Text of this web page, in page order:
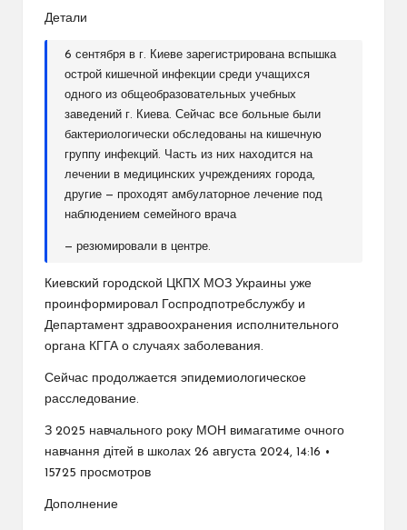
Детали
6 сентября в г. Киеве зарегистрирована вспышка
острой кишечной инфекции среди учащихся
одного из общеобразовательных учебных
заведений г. Киева. Сейчас все больные были
бактериологически обследованы на кишечную
группу инфекций. Часть из них находится на
лечении в медицинских учреждениях города,
другие — проходят амбулаторное лечение под
наблюдением семейного врача
— резюмировали в центре.
Киевский городской ЦКПХ МОЗ Украины уже
проинформировал Госпродпотребслужбу и
Департамент здравоохранения исполнительного
органа КГГА о случаях заболевания.
Сейчас продолжается эпидемиологическое
расследование.
З 2025 навчального року МОН вимагатиме очного
навчання дітей в школах 26 августа 2024, 14:16 •
15725 просмотров
Дополнение